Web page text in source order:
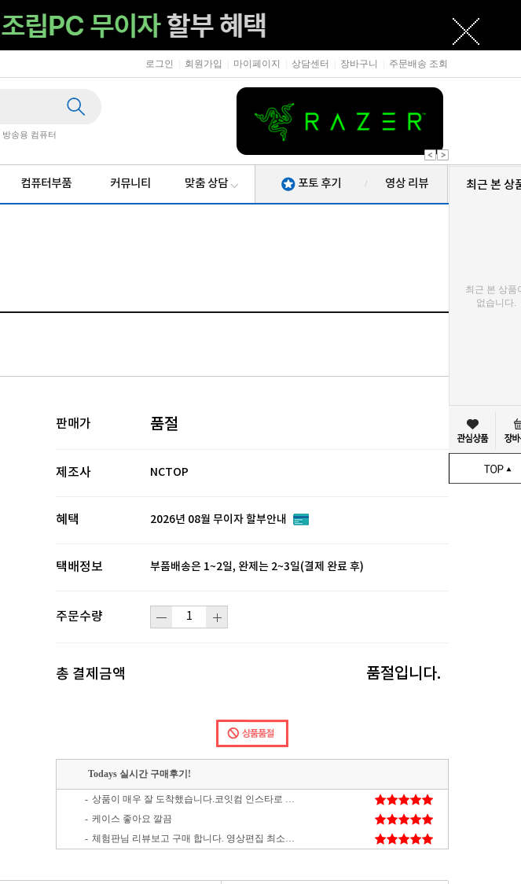
로그인 회원가입 마이페이지 상담센터 장바구니 주문배송 조회
방송용 컴퓨터
컴퓨터부품 커뮤니티 맞춤 상담 포토 후기 영상 리뷰
/
판매가 품절
제조사 NCTOP
혜택 2026년 08월 무이자 할부안내
택배정보 부품배송은 1~2일, 완제는 2~3일(결제 완료 후)
주문수량
총 결제금액 품절입니다.
Todays 실시간 구매후기!
-
상품이 매우 잘 도착했습니다.코잇컴 인스타로 접해서 했는데 가격도 합리적이고 매우 좋았습니다! 다른 지인들한테도 추천해주고 싶을 정도록 매우 만족스럽습니다ㅎㅎ
- 케이스 좋아요 깔끔
-
체험판님 리뷰보고 구매 합니다. 영상편집 최소사양으로 조립 하려고 합니다.
- 조립도 깔끔하게 해주셔서 좋아요
최근 본 상
최근 본 상품
없습니다.